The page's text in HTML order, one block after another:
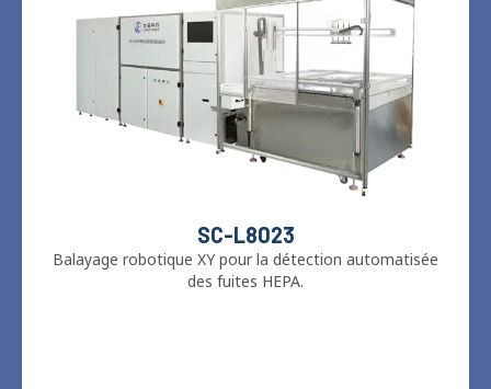
SC-L8023
Balayage robotique XY pour la détection automatisée
des fuites HEPA.